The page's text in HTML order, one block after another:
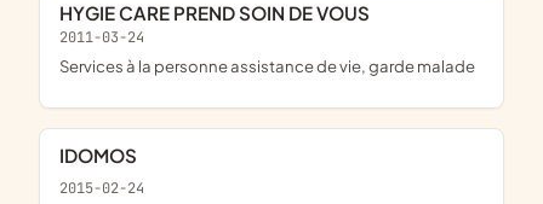
HYGIE CARE PREND SOIN DE VOUS
2011-03-24
services à la personne assistance de vie, garde malade
IDOMOS
2015-02-24